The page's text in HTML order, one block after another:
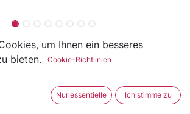
Endstück
um Ihnen ein besseres
bieten.
Cookie-Richtlinien
Nur essentielle Ich stimme zu